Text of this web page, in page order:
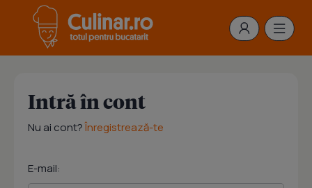
Intră în cont
Nu ai cont?Înregistrează-te
E-mail: